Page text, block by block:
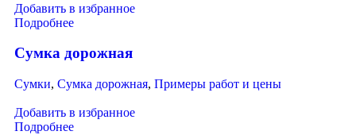
Добавить в избранное
Подробнее
Сумка дорожная
Сумки, Сумка дорожная, Примеры работ и цены
Добавить в избранное
Подробнее